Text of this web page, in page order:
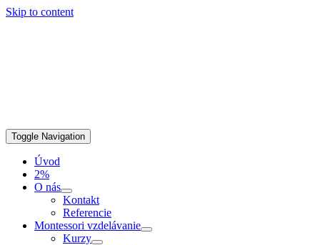
Skip to content
Toggle Navigation
Úvod
2%
O nás
Kontakt
Referencie
Montessori vzdelávanie
Kurzy